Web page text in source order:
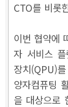
CTO를 비롯
이번 협약에
자 서비스 플
장치(QPU)
양자컴퓨팅
을 대상으로